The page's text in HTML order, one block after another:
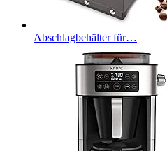
Abschlagbehälter für…